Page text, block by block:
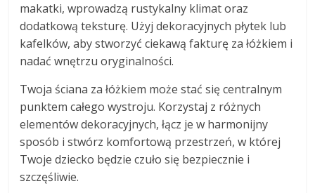
makatki, wprowadzą rustykalny klimat oraz
dodatkową teksturę. Użyj dekoracyjnych płytek lub
kafelków, aby stworzyć ciekawą fakturę za łóżkiem i
nadać wnętrzu oryginalności.
Twoja ściana za łóżkiem może stać się centralnym
punktem całego wystroju. Korzystaj z różnych
elementów dekoracyjnych, łącz je w harmonijny
sposób i stwórz komfortową przestrzeń, w której
Twoje dziecko będzie czuło się bezpiecznie i
szczęśliwie.